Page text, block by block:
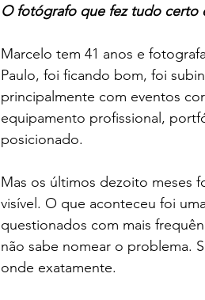
O fotógrafo que fez tudo certo
Marcelo tem 41 anos e
Paulo, foi ficando bom, foi
principalmente com eventos
equipamento profissional,
posicionado.
Mas os últimos dezoito meses
visível. O que aconteceu foi
questionados com mais
não sabe nomear o problema.
onde exatamente.